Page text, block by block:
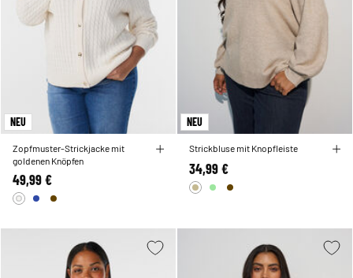
NEU
Zopfmuster-Strickjacke mit
goldenen Knöpfen
49,99 €
NEU
Strickbluse mit Knopfleiste
34,99 €